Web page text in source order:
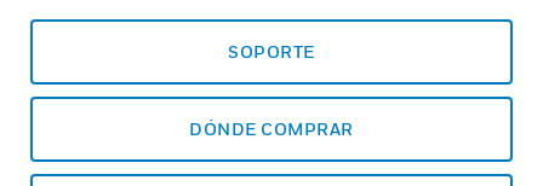
SOPORTE
DÓNDE COMPRAR